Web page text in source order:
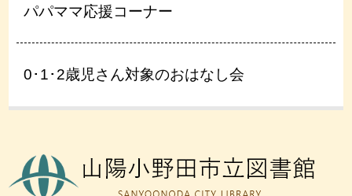
パパママ応援コーナー
0･1･2歳児さん対象のおはなし会